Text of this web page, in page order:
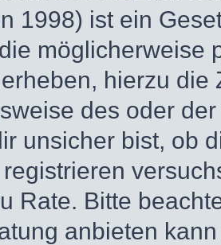
1998) ist ein
möglicherweise
hierzu die
des oder
unsicher bist, ob
Rate. Bitte
anbieten